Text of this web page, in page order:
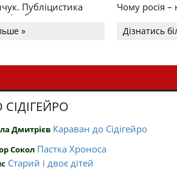
Публіцистика
і табу
»
Чому росія –
Дізнатись
Дмитрієв Караван до Сідігейро
Сокол Пастка Хроноса
Старий і двоє дітей